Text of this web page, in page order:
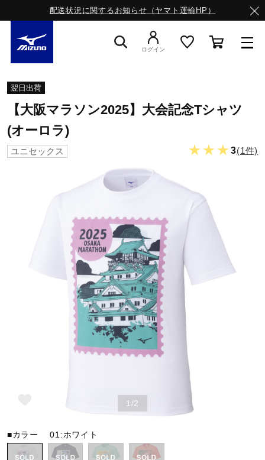
配送状況に関するお知らせ（ヤマト運輸HP）
ライフスタイルウエア
サッカー／フットサル
トレーニング
ゴルフ
バレーボール
ログイン
翌日出荷
【大阪マラソン2025】大会記念Tシャツ
(オーロラ)
ユニセックス ★★★3(1件)
1/2
■カラー01:ホワイト